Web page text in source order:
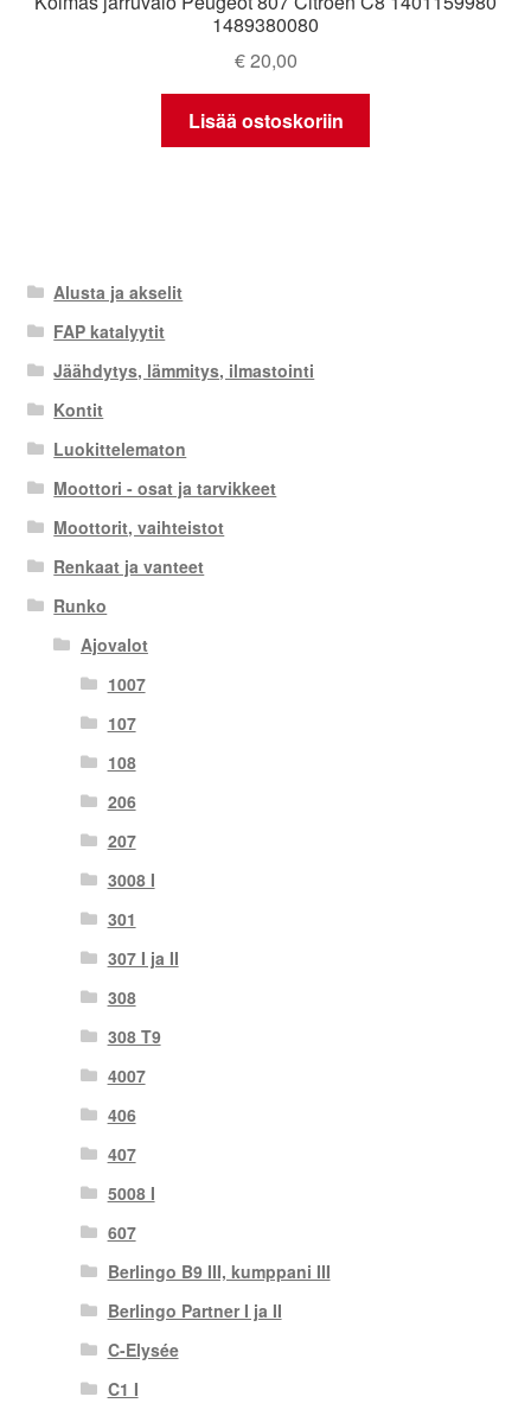
1489380080
€20,00
Lisää ostoskoriin
Alusta ja akselit
FAP katalyytit
Jäähdytys, lämmitys, ilmastointi
Kontit
Luokittelematon
Moottori - osat ja tarvikkeet
Moottorit, vaihteistot
Renkaat ja vanteet
Runko
Ajovalot
1007
107
108
206
207
3008 I
301
307 I ja II
308
308 T9
4007
406
407
5008 I
607
Berlingo B9 III, kumppani III
Berlingo Partner I ja II
C-Elysée
C1 I